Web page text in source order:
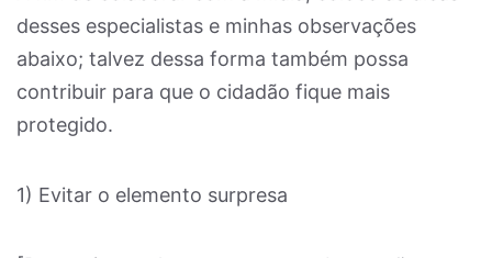
desses especialistas e minhas observações
abaixo; talvez dessa forma também possa
contribuir para que o cidadão fique mais
protegido.
1) Evitar o elemento surpresa